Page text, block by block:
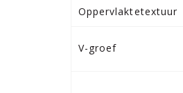
Oppervlaktetextuur
V-groef